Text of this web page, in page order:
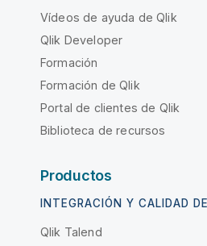
Vídeos de ayuda de Qlik
Qlik Developer
Formación
Formación de Qlik
Portal de clientes de Qlik
Biblioteca de recursos
Productos
INTEGRACIÓN Y CALIDAD
Qlik Talend